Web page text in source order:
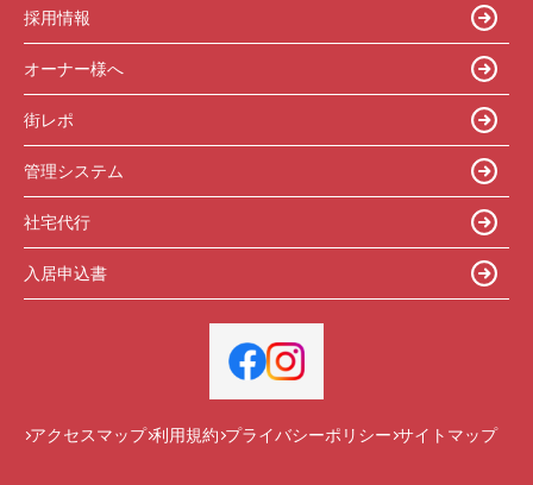
採用情報
オーナー様へ
街レポ
管理システム
社宅代行
入居申込書
アクセスマップ 利用規約 プライバシーポリシー サイトマップ